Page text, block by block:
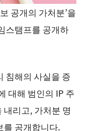
공개의 가처분’을
스탬프를 공개하
침해의 사실을 증
대해 범인의 IP 주
리고, 가처분 명
를 공개합니다.